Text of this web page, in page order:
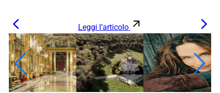
Leggi l’articolo